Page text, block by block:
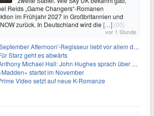
Reids „Game Changers“-Romanen
im Frühjahr 2027 in Großbritannien und
zurück. In Deutschland wird die […] (00)
vor 1 Stunde
Afternoon'-Regisseur liebt vor allem die 'Banalität' in seinen Filmen
Starz geht es abwärts
Michael Hall: John Hughes sprach über eine Fortsetzung von 'The Breakfast Club'
startet im November
Video setzt auf neue K-Romanze